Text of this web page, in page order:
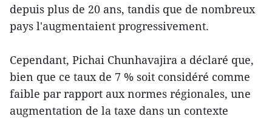
depuis plus de 20 ans, tandis que de nombreux
pays l'augmentaient progressivement.
Cependant, Pichai Chunhavajira a déclaré que,
bien que ce taux de 7 % soit considéré comme
faible par rapport aux normes régionales, une
augmentation de la taxe dans un contexte